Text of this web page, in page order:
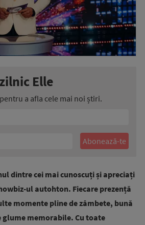
Elle
pentru a afla cele mai noi știri.
dintre cei mai cunoscuți și apreciați
ul autohton. Fiecare prezență
momente pline de zâmbete, bună
glume memorabile. Cu toate